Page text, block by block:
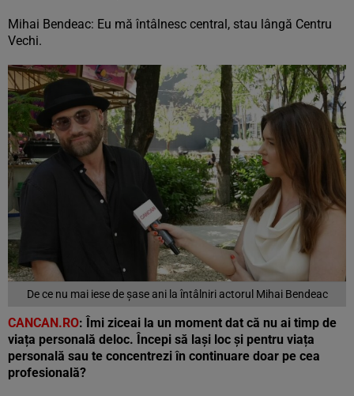
Mihai Bendeac: Eu mă întâlnesc central, stau lângă Centru
Vechi.
De ce nu mai iese de șase ani la întâlniri actorul Mihai Bendeac
CANCAN.RO: Îmi ziceai la un moment dat că nu ai timp de
viața personală deloc. Începi să lași loc și pentru viața
personală sau te concentrezi în continuare doar pe cea
profesională?